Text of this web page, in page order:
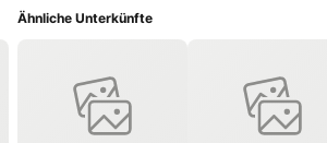
Ähnliche Unterkünfte